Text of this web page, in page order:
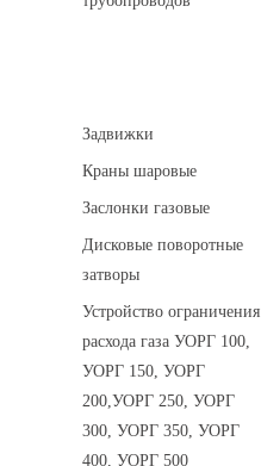
Задвижки
Краны шаровые
Заслонки газовые
Дисковые поворотные
затворы
Устройство ограничения
расхода газа УОРГ 100,
УОРГ 150, УОРГ
200,УОРГ 250, УОРГ
300, УОРГ 350, УОРГ
400, УОРГ 500